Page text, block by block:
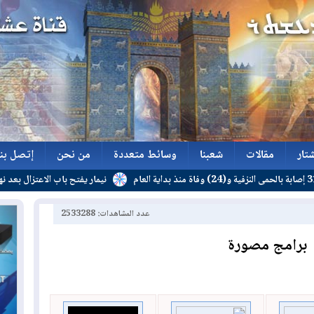
مقالات
مقالات
شعبنا
شعبنا
وسائط متعددة
وسائط متعددة
من نحن
من نحن
إتصل
إتصل
نيمار يفتح باب الاعتزال بعد نهاية عقده
عدد المشاهدات: 2533288
برامج مصورة